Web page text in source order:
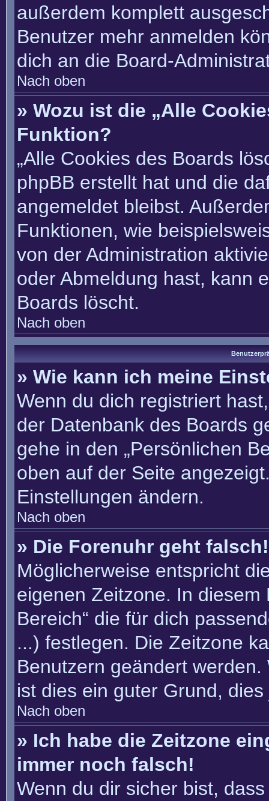
außerdem komplett
Benutzer mehr anmelden
dich an die Board-
Nach oben
» Wozu ist die „Alle
Funktion?
„Alle Cookies des Boards
phpBB erstellt hat und die
angemeldet bleibst.
Funktionen, wie
von der Administration
oder Abmeldung hast, kann
Boards löscht.
Nach oben
» Wie kann ich meine
Wenn du dich registriert
der Datenbank des Boards
gehe in den „Persönlichen
oben auf der Seite
Einstellungen ändern.
Nach oben
» Die Forenuhr geht falsch!
Möglicherweise entspricht
eigenen Zeitzone. In diesem
Bereich“ die für dich
...) festlegen. Die Zeitzone
Benutzern geändert
ist dies ein guter Grund,
Nach oben
» Ich habe die Zeitzone
immer noch falsch!
Wenn du dir sicher bist,